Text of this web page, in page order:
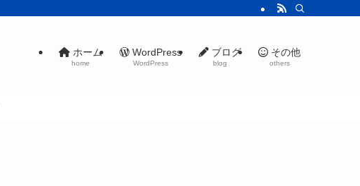
ホーム
home
WordPress
WordPress
ブログ
blog
その他
others